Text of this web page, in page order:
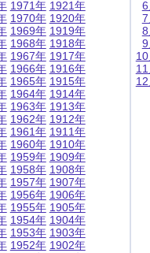
1971年
1970年
1969年
1968年
1967年
1966年
1965年
1964年
1963年
1962年
1961年
1960年
1959年
1958年
1957年
1956年
1955年
1954年
1953年
1952年
1921年
1920年
1919年
1918年
1917年
1916年
1915年
1914年
1913年
1912年
1911年
1910年
1909年
1908年
1907年
1906年
1905年
1904年
1903年
1902年